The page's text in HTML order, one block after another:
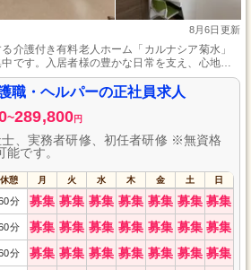
8月6日更新
介護付き有料老人ホーム「カルナシア菊水」
です。入居者様の豊かな日常を支え、心地よ
たちの使命です。株式会社健康会が運営する
供しながらキャリアを築ける安定した雇用環
ちろん、資格を持つ未経験者も歓迎。あなた
い施設を作り上げませんか？
職・ヘルパーの正社員求人
~289,800円
、実務者研修、初任者研修 ※無資格
です。
休憩 月 火 水 木 金 土 日
分 募集 募集 募集 募集 募集 募集 募集
分 募集 募集 募集 募集 募集 募集 募集
分 募集 募集 募集 募集 募集 募集 募集